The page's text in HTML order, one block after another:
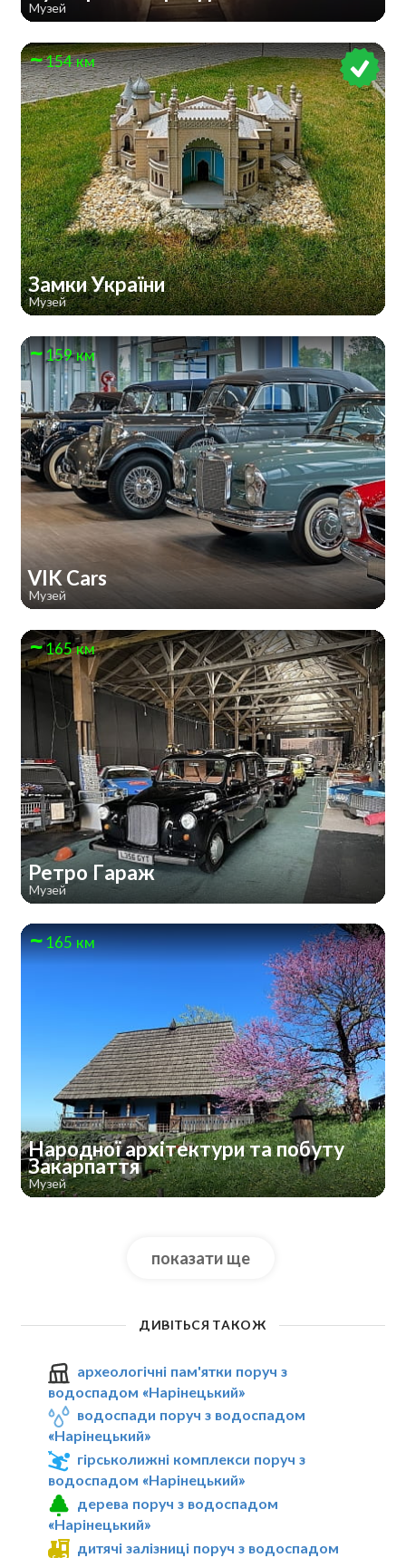
Музей
154 км
Замки України
Музей
159 км
VIK Cars
Музей
165 км
Ретро Гараж
Музей
165 км
Народної архітектури та побуту
Закарпаття
Музей
показати ще
ДИВІТЬСЯ ТАКОЖ
археологічні пам'ятки поруч з
водоспадом «Нарінецький»
водоспади поруч з водоспадом
«Нарінецький»
гірськолижні комплекси поруч з
водоспадом «Нарінецький»
дерева поруч з водоспадом
«Нарінецький»
дитячі залізниці поруч з водоспадом